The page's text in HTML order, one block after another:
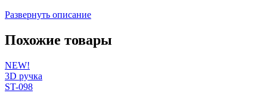
Развернуть описание
Похожие товары
NEW!
3D ручка
ST-098